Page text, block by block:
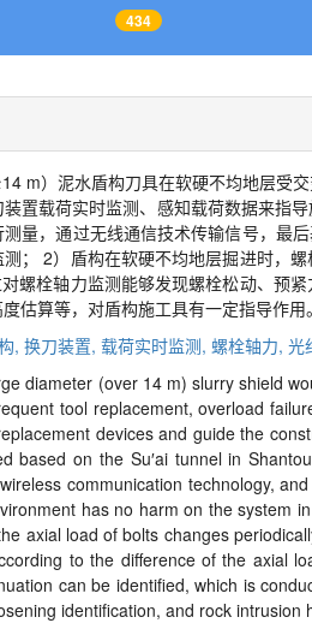
434
14 m）泥水盾构刀具在软硬不均地层受
置载荷实时监测、感知载荷数据来指
量，通过无线通信技术传输信号，最
；
2）盾构在软硬不均地层掘进时，
螺栓轴力监测能够发现螺栓松动、预
估算等，对盾构施工具有一定指导作用
, 换刀装置, 载荷实时监测, 螺栓轴力, 光
diameter (over 14 m) slurry shield
tool replacement, overload
devices and guide the
based on the Su′ai tunnel in
communication technology,
has no harm on the system
axial load of bolts changes
to the difference of the axial
can be identified, which is
identification, and rock